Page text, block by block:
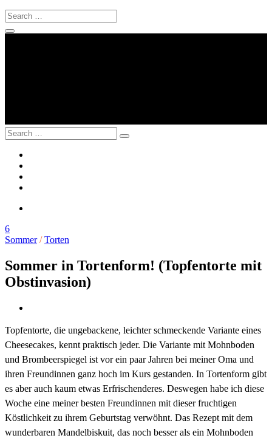
6
Sommer/Torten
Sommer in Tortenform! (Topfentorte mit
Obstinvasion)
Topfentorte, die ungebackene, leichter schmeckende Variante eines
Cheesecakes, kennt praktisch jeder. Die Variante mit Mohnboden
und Brombeerspiegel ist vor ein paar Jahren bei meiner Oma und
ihren Freundinnen ganz hoch im Kurs gestanden. In Tortenform gibt
es aber auch kaum etwas Erfrischenderes. Deswegen habe ich diese
Woche eine meiner besten Freundinnen mit dieser fruchtigen
Köstlichkeit zu ihrem Geburtstag verwöhnt. Das Rezept mit dem
wunderbaren Mandelbiskuit, das noch besser als ein Mohnboden